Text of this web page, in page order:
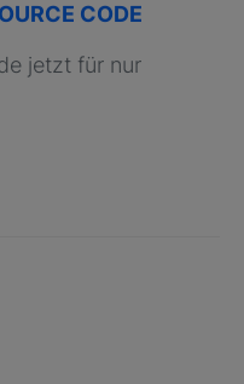
CODE
jetzt für nur